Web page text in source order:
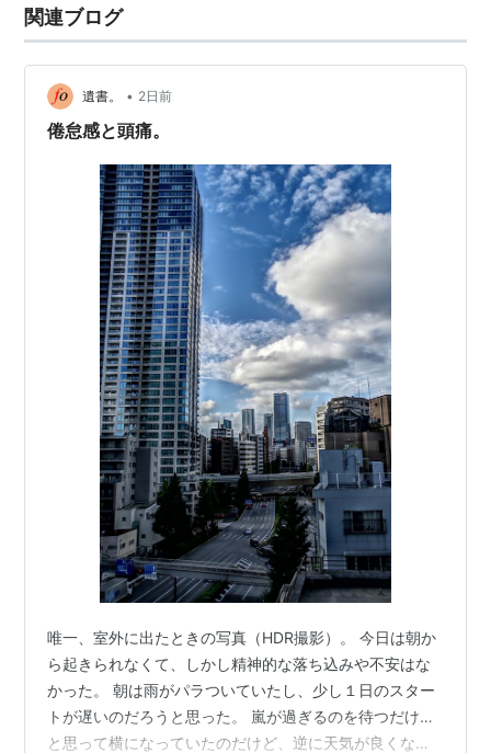
関連ブログ
遺書。 • 2日前
倦怠感と頭痛。
唯一、室外に出たときの写真（HDR撮影）。 今日は朝か
ら起きられなくて、しかし精神的な落ち込みや不安はな
かった。 朝は雨がパラついていたし、少し１日のスター
トが遅いのだろうと思った。 嵐が過ぎるのを待つだけ…
と思って横になっていたのだけど、逆に天気が良くなっ